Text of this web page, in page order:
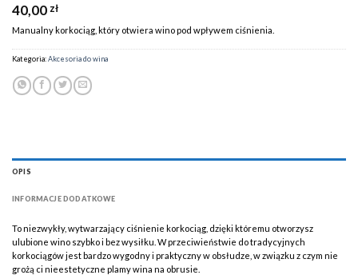
40,00 zł
Manualny korkociąg, który otwiera wino pod wpływem ciśnienia.
Kategoria:Akcesoria do wina
OPIS
INFORMACJE DODATKOWE
To niezwykły, wytwarzający ciśnienie korkociąg, dzięki któremu otworzysz
ulubione wino szybko i bez wysiłku. W przeciwieństwie do tradycyjnych
korkociągów jest bardzo wygodny i praktyczny w obsłudze, w związku z czym nie
grożą ci nieestetyczne plamy wina na obrusie.